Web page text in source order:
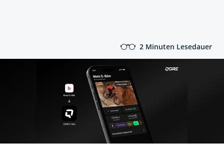
2 Minuten Lesedauer